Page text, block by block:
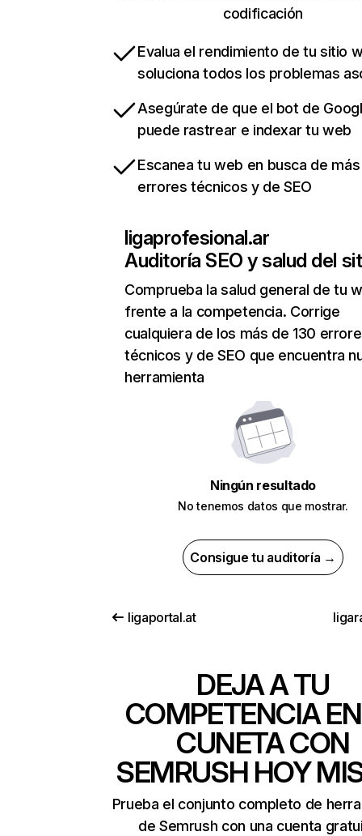
codificación
Evalua el rendimiento de tu sitio
soluciona todos los problemas
Asegúrate de que el bot de
puede rastrear e indexar tu web
Escanea tu web en busca de
errores técnicos y de SEO
ligaprofesional.ar
Auditoría SEO y salud del
Comprueba la salud general de tu
frente a la competencia. Corrige
cualquiera de los más de 130
técnicos y de SEO que encuentra
herramienta
Ningún resultado
No tenemos datos que mostrar.
Consigue tu auditoría →
ligaportal.at
DEJA A TU
COMPETENCIA
CUNETA CON
SEMRUSH HOY
Prueba el conjunto completo de
de Semrush con una cuenta